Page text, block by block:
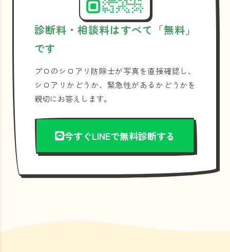
診断料・相談料はすべて「無料」
です
プロのシロアリ防除士が写真を直接確認し、
シロアリかどうか、緊急性があるかどうかを
親切にお答えします。
今すぐLINEで無料診断する